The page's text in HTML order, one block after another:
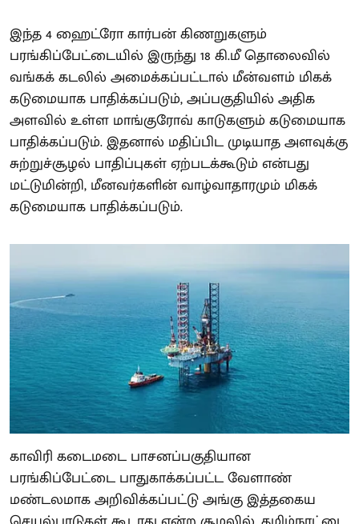
இந்த 4 ஹைட்ரோ கார்பன் கிணறுகளும்
பரங்கிப்பேட்டையில் இருந்து 18 கி.மீ தொலைவில்
வங்கக் கடலில் அமைக்கப்பட்டால் மீன்வளம் மிகக்
கடுமையாக பாதிக்கப்படும், அப்பகுதியில் அதிக
அளவில் உள்ள மாங்குரோவ் காடுகளும் கடுமையாக
பாதிக்கப்படும். இதனால் மதிப்பிட முடியாத அளவுக்கு
சுற்றுச்சூழல் பாதிப்புகள் ஏற்படக்கூடும் என்பது
மட்டுமின்றி, மீனவர்களின் வாழ்வாதாரமும் மிகக்
கடுமையாக பாதிக்கப்படும்.
காவிரி கடைமடை பாசனப்பகுதியான
பரங்கிப்பேட்டை பாதுகாக்கப்பட்ட வேளாண்
மண்டலமாக அறிவிக்கப்பட்டு அங்கு இத்தகைய